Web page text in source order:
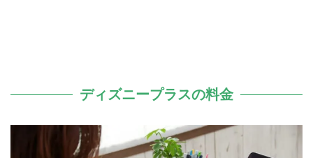
ディズニープラスの料金